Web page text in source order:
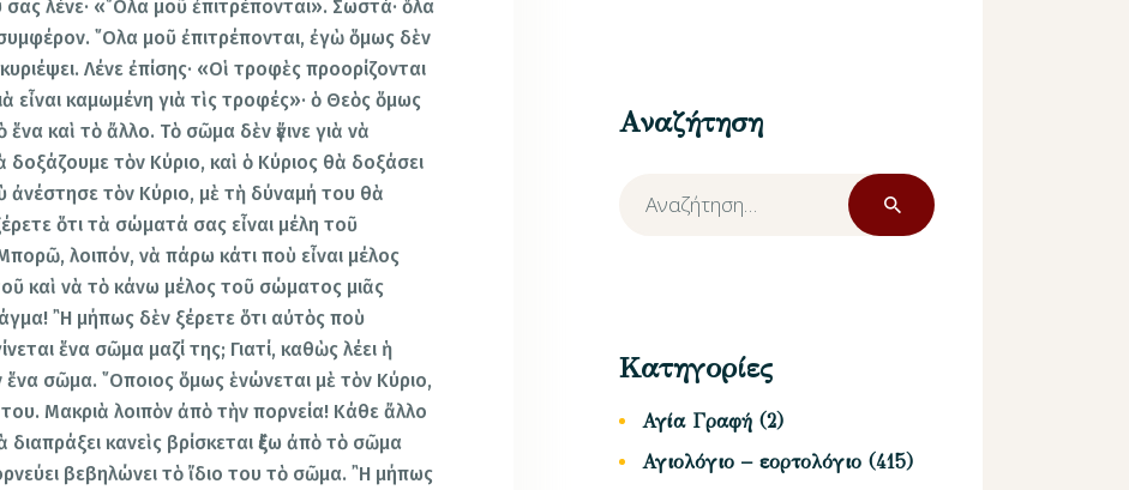
σας λένε· «῞Ολα μοῦ ἐπιτρέπονται». Σωστά· ὅλα
῞Ολα μοῦ ἐπιτρέπονται, ἐγὼ ὅμως δὲν
Λένε ἐπίσης· «Οἱ τροφὲς προορίζονται
εἶναι καμωμένη γιὰ τὶς τροφές»· ὁ Θεὸς ὅμως
καὶ τὸ ἄλλο. Τὸ σῶμα δὲν ἔγινε γιὰ νὰ
δοξάζουμε τὸν Κύριο, καὶ ὁ Κύριος θὰ δοξάσει
τὸν Κύριο, μὲ τὴ δύναμή του θὰ
ὅτι τὰ σώματά σας εἶναι μέλη τοῦ
λοιπόν, νὰ πάρω κάτι ποὺ εἶναι μέλος
καὶ νὰ τὸ κάνω μέλος τοῦ σώματος μιᾶς
῍Η μήπως δὲν ξέρετε ὅτι αὐτὸς ποὺ
ἕνα σῶμα μαζί της; Γιατί, καθὼς λέει ἡ
σῶμα. ῞Οποιος ὅμως ἑνώνεται μὲ τὸν Κύριο,
του. Μακριὰ λοιπὸν ἀπὸ τὴν πορνεία! Κάθε ἄλλο
κανεὶς βρίσκεται ἔξω ἀπὸ τὸ σῶμα
βεβηλώνει τὸ ἴδιο του τὸ σῶμα. ῍Η μήπως
Αναζήτηση
Αναζήτηση
για:
Κατηγορίες
Αγία Γραφή (2)
Αγιολόγιο – εορτολόγιο (415)